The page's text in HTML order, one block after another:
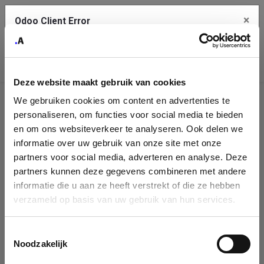
Deze website maakt gebruik van cookies
We gebruiken cookies om content en advertenties te
personaliseren, om functies voor social media te bieden
en om ons websiteverkeer te analyseren. Ook delen we
informatie over uw gebruik van onze site met onze
partners voor social media, adverteren en analyse. Deze
partners kunnen deze gegevens combineren met andere
informatie die u aan ze heeft verstrekt of die ze hebben
verzameld op basis van uw gebruik van hun services.
Noodzakelijk
Company
Identification
Please fill in your company details
You can search a company in our database by name, VAT or
enterprise ID. When a company is selected it will auto-complete the
form. If you don't find your company in our database, you can create
Odoo Client Error ×
service.
See details
Ok